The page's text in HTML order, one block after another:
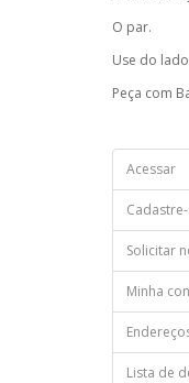
O par.
Use do
Peça com
Acessar
Solicitar
Minha
Lista de